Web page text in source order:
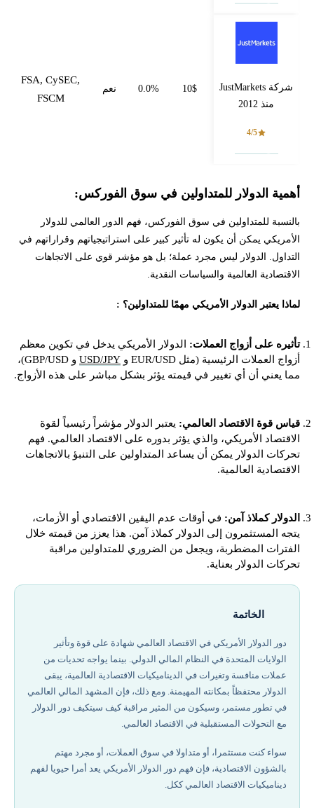
شركة JustMarkets
منذ 2012
4/5
10$
0.0% نعم
FSA, CySEC,
FSCM
أهمية الدولار للمتداولين في سوق الفوركس:
بالنسبة للمتداولين في سوق الفوركس، فهم الدور العالمي للدولار
الأمريكي يمكن أن يكون له تأثير كبير على استراتيجياتهم وقراراتهم في
التداول. الدولار ليس مجرد عملة؛ بل هو مؤشر قوي على الاتجاهات
الاقتصادية العالمية والسياسات النقدية.
لماذا يعتبر الدولار الأمريكي مهمًا للمتداولين؟ :
تأثيره على أزواج العملات: الدولار الأمريكي يدخل في تكوين معظم
أزواج العملات الرئيسية (مثل EUR/USD و
USD/JPY
و GBP/USD)،
مما يعني أن أي تغيير في قيمته يؤثر بشكل مباشر على هذه الأزواج.
قياس قوة الاقتصاد العالمي: يعتبر الدولار مؤشراً رئيسياً لقوة
الاقتصاد الأمريكي، والذي يؤثر بدوره على الاقتصاد العالمي. فهم
تحركات الدولار يمكن أن يساعد المتداولين على التنبؤ بالاتجاهات
الاقتصادية العالمية.
الدولار كملاذ آمن: في أوقات عدم اليقين الاقتصادي أو الأزمات،
يتجه المستثمرون إلى الدولار كملاذ آمن. هذا يعزز من قيمته خلال
الفترات المضطربة، ويجعل من الضروري للمتداولين مراقبة
تحركات الدولار بعناية.
الخاتمة
دور الدولار الأمريكي في الاقتصاد العالمي شهادة على قوة وتأثير
الولايات المتحدة في النظام المالي الدولي. بينما يواجه تحديات من
عملات منافسة وتغيرات في الديناميكيات الاقتصادية العالمية، يبقى
الدولار محتفظاً بمكانته المهيمنة. ومع ذلك، فإن المشهد المالي العالمي
في تطور مستمر، وسيكون من المثير مراقبة كيف سيتكيف دور الدولار
مع التحولات المستقبلية في الاقتصاد العالمي.
سواء كنت مستثمرا، أو متداولا في سوق العملات، أو مجرد مهتم
بالشؤون الاقتصادية، فإن فهم دور الدولار الأمريكي يعد أمرا حيويا لفهم
ديناميكيات الاقتصاد العالمي ككل.